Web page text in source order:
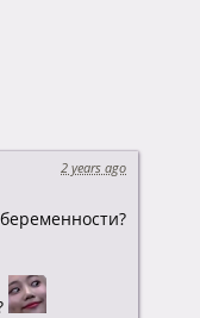
2 years ago